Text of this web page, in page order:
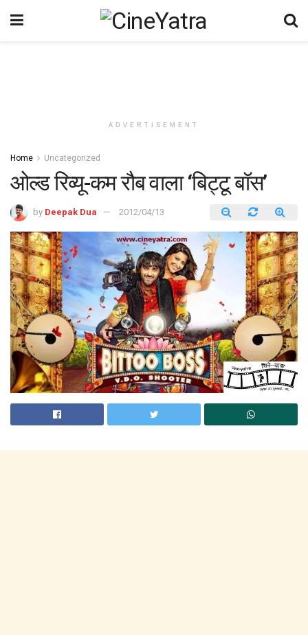
ADVERTISEMENT
Home Uncategorized
ओल्ड रिव्यू-कम रौब वाला ‘बिट्टू बॉस’
by Deepak Dua 2012/04/13